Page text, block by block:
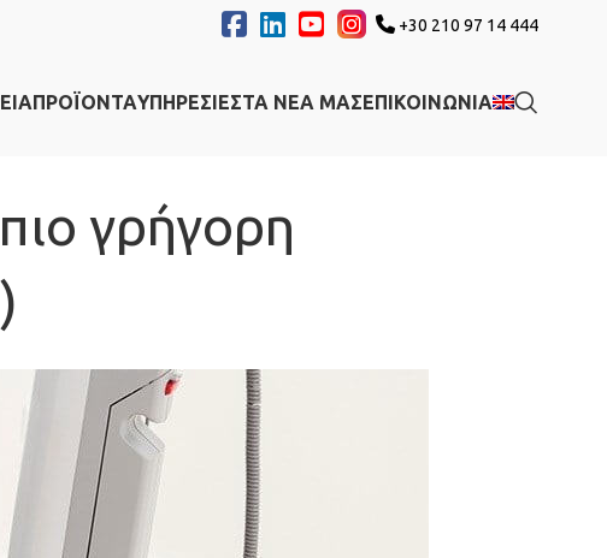
+30 210 97 14 444
ΠΡΟΪΟΝΤΑΥΠΗΡΕΣΙΕΣΤΑ ΝΕΑ ΜΑΣΕΠΙΚΟΙΝΩΝΙΑ
γρήγορη